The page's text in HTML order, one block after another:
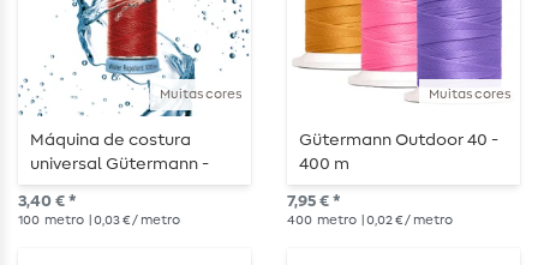
Muitas cores
Máquina de costura
universal Gütermann -
Repelente à água - 100 m
3,40 € *
100 metro | 0,03 € / metro
Muitas cores
Gütermann Outdoor 40 -
400 m
7,95 € *
400 metro | 0,02 € / metro